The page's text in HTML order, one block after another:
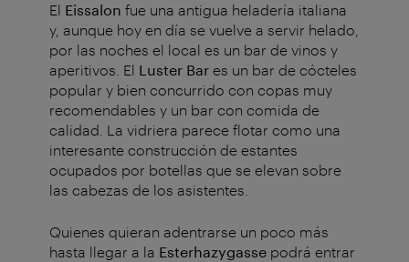
El Eissalon fue una antigua heladería italiana
y, aunque hoy en día se vuelve a servir helado,
por las noches el local es un bar de vinos y
aperitivos. El Luster Bar es un bar de cócteles
popular y bien concurrido con copas muy
recomendables y un bar con comida de
calidad. La vidriera parece flotar como una
interesante construcción de estantes
ocupados por botellas que se elevan sobre
las cabezas de los asistentes.
Quienes quieran adentrarse un poco más
hasta llegar a la Esterhazygasse podrá entrar